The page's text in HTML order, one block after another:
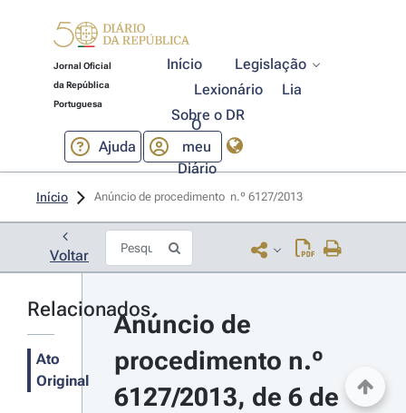
Jornal Oficial
da República
Portuguesa
Início
Legislação
Lexionário
Lia
Sobre o DR
Ajuda
O
meu
Diário
Início Anúncio de procedimento  n.º 6127/2013
Voltar
Relacionados
Ato
Original
Anúncio de
procedimento n.º
6127/2013, de 6 de